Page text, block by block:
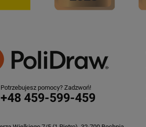
Potrzebujesz pomocy? Zadzwoń!
+48 459-599-459